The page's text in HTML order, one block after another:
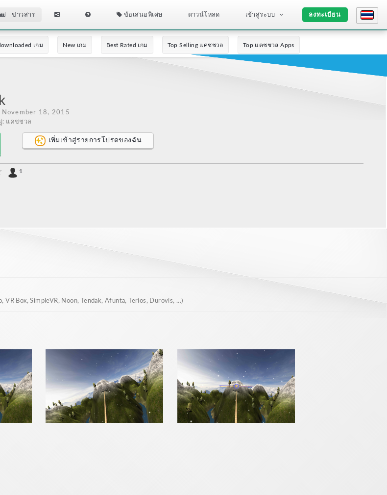
ข่าวสาร ข้อเสนอพิเศษ ดาวน์โหลด เข้าสู่ระบบ ลงทะเบียน
เกม New เกม Best Rated เกม Top Selling แคชชวล Top แคชชวล Apps
November 18, 2015
: แคชชวล
เพิ่มเข้าสู่รายการโปรดของฉัน
1
Box, SimpleVR, Noon, Tendak, Afunta, Terios, Durovis, ...)